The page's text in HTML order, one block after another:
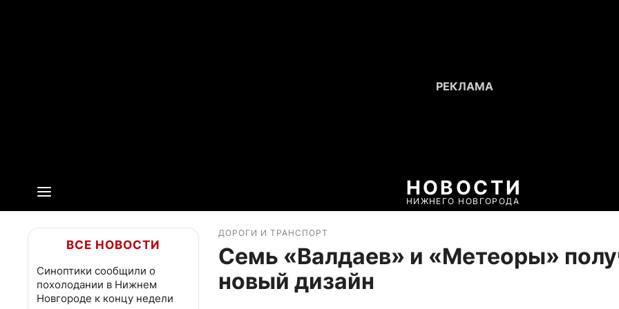
НОВОСТИ
НИЖНЕГО НОВГОРОДА
ВСЕ НОВОСТИ
Синоптики сообщили о
похолодании в Нижнем
Новгороде к концу недели
ДОРОГИ И ТРАНСПОРТ
Семь «Валдаев» и «Метеоры»
новый дизайн